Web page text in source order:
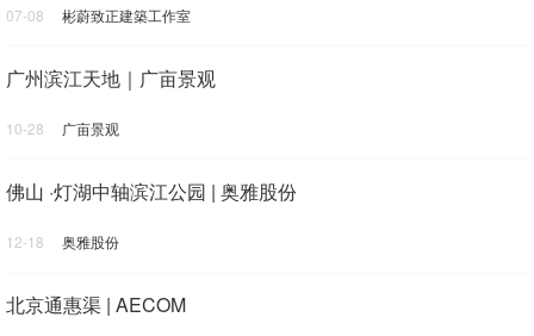
07-08 彬蔚致正建築工作室
广州滨江天地｜广亩景观
10-28 广亩景观
佛山 ·灯湖中轴滨江公园 | 奥雅股份
12-18 奥雅股份
北京通惠渠 | AECOM